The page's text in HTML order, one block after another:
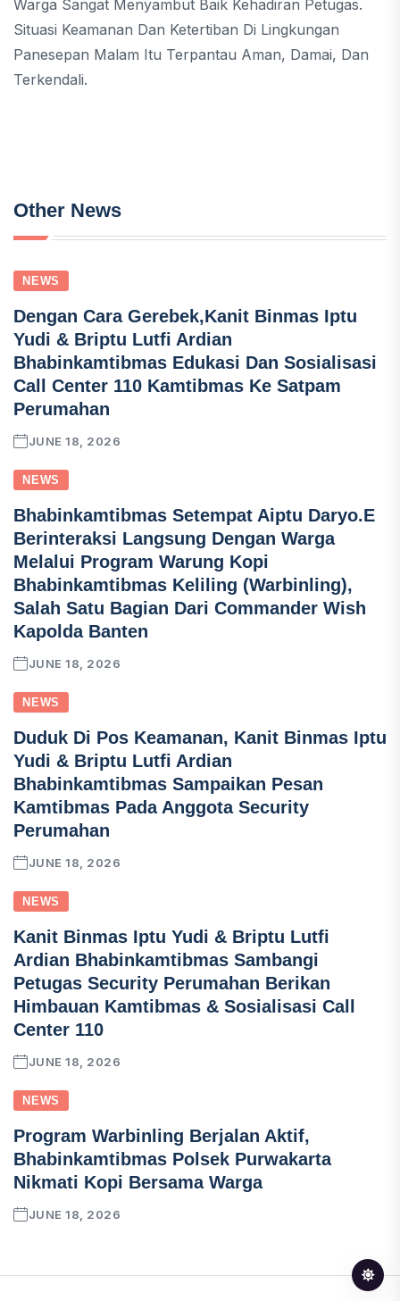
Warga Sangat Menyambut Baik Kehadiran Petugas.
Situasi Keamanan Dan Ketertiban Di Lingkungan
Panesepan Malam Itu Terpantau Aman, Damai, Dan
Terkendali.
Other News
NEWS
Dengan Cara Gerebek,Kanit Binmas Iptu
Yudi & Briptu Lutfi Ardian
Bhabinkamtibmas Edukasi Dan Sosialisasi
Call Center 110 Kamtibmas Ke Satpam
Perumahan
JUNE 18, 2026
NEWS
Bhabinkamtibmas Setempat Aiptu Daryo.E
Berinteraksi Langsung Dengan Warga
Melalui Program Warung Kopi
Bhabinkamtibmas Keliling (Warbinling),
Salah Satu Bagian Dari Commander Wish
Kapolda Banten
JUNE 18, 2026
NEWS
Duduk Di Pos Keamanan, Kanit Binmas Iptu
Yudi & Briptu Lutfi Ardian
Bhabinkamtibmas Sampaikan Pesan
Kamtibmas Pada Anggota Security
Perumahan
JUNE 18, 2026
NEWS
Kanit Binmas Iptu Yudi & Briptu Lutfi
Ardian Bhabinkamtibmas Sambangi
Petugas Security Perumahan Berikan
Himbauan Kamtibmas & Sosialisasi Call
Center 110
JUNE 18, 2026
NEWS
Program Warbinling Berjalan Aktif,
Bhabinkamtibmas Polsek Purwakarta
Nikmati Kopi Bersama Warga
JUNE 18, 2026